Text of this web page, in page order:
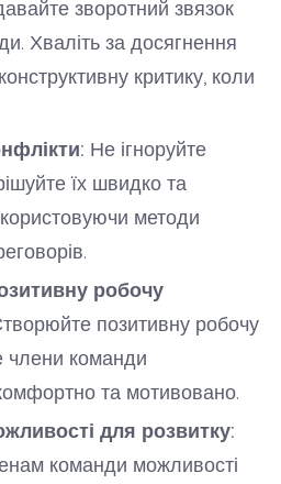
зворотний звязок
Хваліть за досягнення
критику, коли
Не ігноруйте
їх швидко та
методи
робочу
позитивну робочу
члени команди
та мотивовано.
для розвитку:
команди можливості